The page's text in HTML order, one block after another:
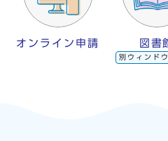
オンライン申請 図書
別ウィンド